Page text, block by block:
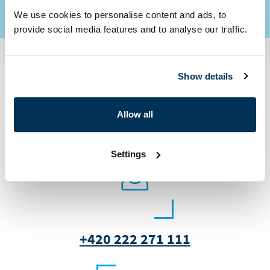
We use cookies to personalise content and ads, to
provide social media features and to analyse our traffic.
Show details
Allow all
Settings
Máte dotaz či zájem o
naše služby?
+420 222 271 111